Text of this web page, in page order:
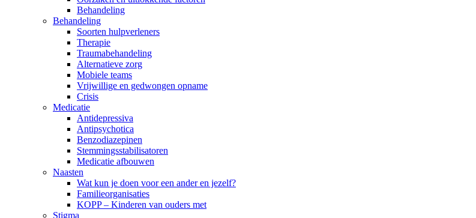
Behandeling
Behandeling
Soorten hulpverleners
Therapie
Traumabehandeling
Alternatieve zorg
Mobiele teams
Vrijwillige en gedwongen opname
Crisis
Medicatie
Antidepressiva
Antipsychotica
Benzodiazepinen
Stemmingsstabilisatoren
Medicatie afbouwen
Naasten
Wat kun je doen voor een ander en jezelf?
Familieorganisaties
KOPP – Kinderen van ouders met
Stigma